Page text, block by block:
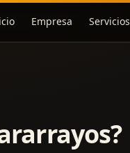
Empresa Servicios